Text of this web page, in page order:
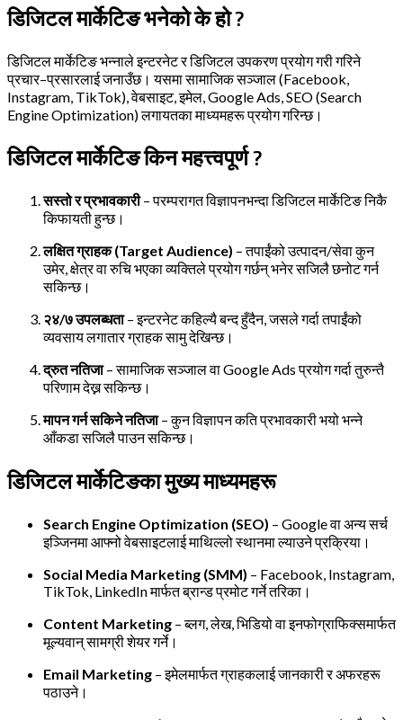
डिजिटल मार्केटिङ भनेको के हो ?
डिजिटल मार्केटिङ भन्नाले इन्टरनेट र डिजिटल उपकरण प्रयोग गरी गरिने
प्रचार–प्रसारलाई जनाउँछ। यसमा सामाजिक सञ्जाल (Facebook,
Instagram, TikTok), वेबसाइट, इमेल, Google Ads, SEO (Search
Engine Optimization) लगायतका माध्यमहरू प्रयोग गरिन्छ।
डिजिटल मार्केटिङ किन महत्त्वपूर्ण ?
सस्तो र प्रभावकारी– परम्परागत विज्ञापनभन्दा डिजिटल मार्केटिङ निकै
किफायती हुन्छ।
लक्षित ग्राहक (Target Audience) – तपाईंको उत्पादन/सेवा कुन
उमेर, क्षेत्र वा रुचि भएका व्यक्तिले प्रयोग गर्छन् भनेर सजिलै छनोट गर्न
सकिन्छ।
२४/७ उपलब्धता– इन्टरनेट कहिल्यै बन्द हुँदैन, जसले गर्दा तपाईंको
व्यवसाय लगातार ग्राहक सामु देखिन्छ।
द्रुत नतिजा– सामाजिक सञ्जाल वा Google Ads प्रयोग गर्दा तुरुन्तै
परिणाम देख्न सकिन्छ।
मापन गर्न सकिने नतिजा– कुन विज्ञापन कति प्रभावकारी भयो भन्ने
आँकडा सजिलै पाउन सकिन्छ।
डिजिटल मार्केटिङका मुख्य माध्यमहरू
Search Engine Optimization (SEO) – Google वा अन्य सर्च
इञ्जिनमा आफ्नो वेबसाइटलाई माथिल्लो स्थानमा ल्याउने प्रक्रिया।
Social Media Marketing (SMM) – Facebook, Instagram,
TikTok, LinkedIn मार्फत ब्रान्ड प्रमोट गर्ने तरिका।
Content Marketing – ब्लग, लेख, भिडियो वा इनफोग्राफिक्समार्फत
मूल्यवान् सामग्री शेयर गर्ने।
Email Marketing – इमेलमार्फत ग्राहकलाई जानकारी र अफरहरू
पठाउने।